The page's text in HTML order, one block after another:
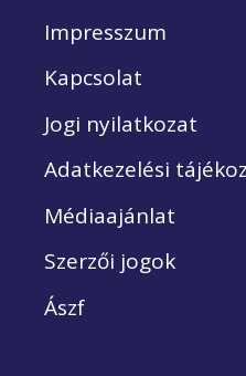
Impresszum
Kapcsolat
Jogi nyilatkozat
Adatkezelési
Médiaajánlat
Szerzői jogok
Ászf